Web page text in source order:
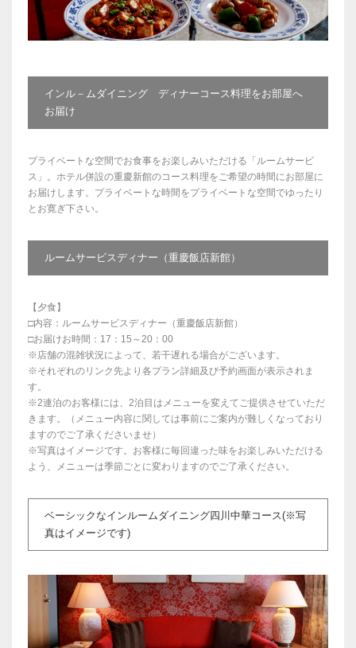
インル－ムダイニング ディナーコース料理をお部屋へ
お届け
プライベートな空間でお食事をお楽しみいただける「ルームサービ
ス」。ホテル併設の重慶新館のコース料理をご希望の時間にお部屋に
お届けします。プライベートな時間をプライベートな空間でゆったり
とお寛ぎ下さい。
ルームサービスディナー（重慶飯店新館）
【夕食】
□内容：ルームサービスディナー（重慶飯店新館）
□お届けお時間：17：15～20：00
※店舗の混雑状況によって、若干遅れる場合がございます。
※それぞれのリンク先より各プラン詳細及び予約画面が表示されま
す。
※2連泊のお客様には、2泊目はメニューを変えてご提供させていただ
きます。（メニュー内容に関しては事前にご案内が難しくなっており
ますのでご了承くださいませ）
※写真はイメージです。お客様に毎回違った味をお楽しみいただける
よう、メニューは季節ごとに変わりますのでご了承ください。
ベーシックなインルームダイニング四川中華コース(※写
真はイメージです)